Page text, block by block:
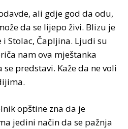
ali gdje god da odu,
da se lijepo živi. Blizu je
Stolac, Čapljina. Ljudi su
nam ova mještanka
se predstavi. Kaže da ne voli
opštine zna da je
jedini način da se pažnja